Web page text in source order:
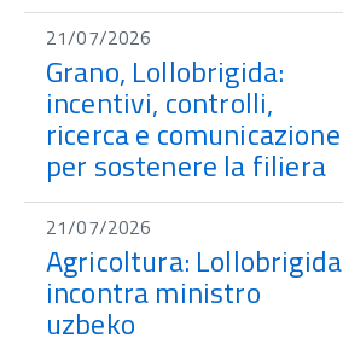
21/07/2026
Grano, Lollobrigida:
incentivi, controlli,
ricerca e comunicazione
per sostenere la filiera
21/07/2026
Agricoltura: Lollobrigida
incontra ministro
uzbeko